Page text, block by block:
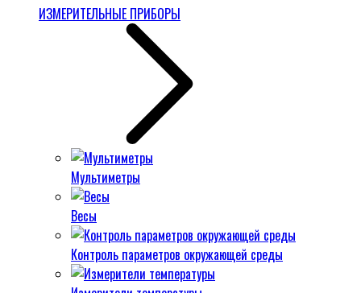
ИЗМЕРИТЕЛЬНЫЕ ПРИБОРЫ
Мультиметры
Весы
Контроль параметров окружающей среды